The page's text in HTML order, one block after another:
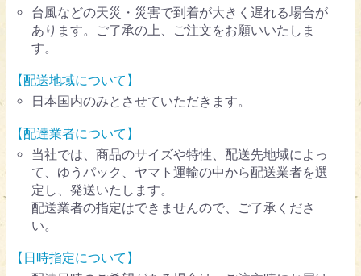
台風などの天災・災害で到着が大きく遅れる場合が
あります。ご了承の上、ご注文をお願いいたしま
す。
【配送地域について】
日本国内のみとさせていただきます。
【配達業者について】
当社では、商品のサイズや特性、配送先地域によっ
て、ゆうパック、ヤマト運輸の中から配送業者を選
定し、発送いたします。
配送業者の指定はできませんので、ご了承くださ
い。
【日時指定について】